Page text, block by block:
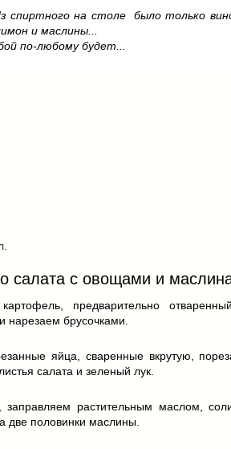
спиртного на столе было только
и маслины...
по-любому будет...
салата с овощами и
предварительно
нарезаем брусочками.
яйца, сваренные вкрутую,
салата и зеленый лук.
заправляем растительным маслом,
две половинки маслины.